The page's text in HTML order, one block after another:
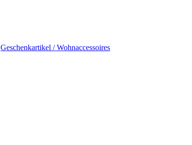
Geschenkartikel / Wohnaccessoires